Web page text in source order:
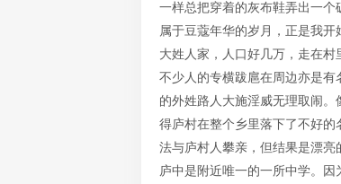
一样总把穿着的灰布鞋弄出一个
属于豆蔻年华的岁月，正是我
大姓人家，人口好几万，走在
不少人的专横跋扈在周边亦是
的外姓路人大施淫威无理取闹
得庐村在整个乡里落下了不好
法与庐村人攀亲，但结果是漂亮
庐中是附近唯一的一所中学。